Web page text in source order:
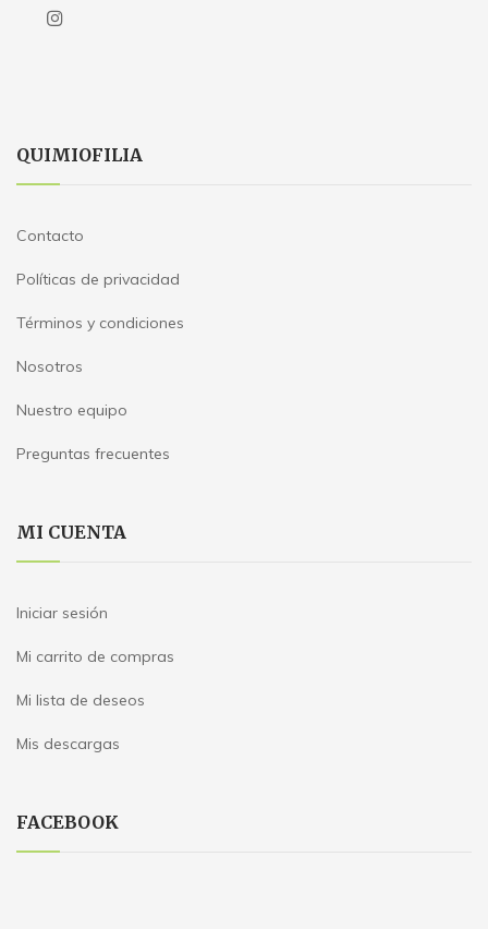
QUIMIOFILIA
Contacto
Políticas de privacidad
Términos y condiciones
Nosotros
Nuestro equipo
Preguntas frecuentes
MI CUENTA
Iniciar sesión
Mi carrito de compras
Mi lista de deseos
Mis descargas
FACEBOOK